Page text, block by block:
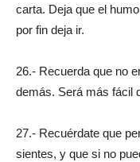
carta. Deja que el
por fin deja ir.
26.- Recuerda que no
demás. Será más fácil
27.- Recuérdate que
sientes, y que si no